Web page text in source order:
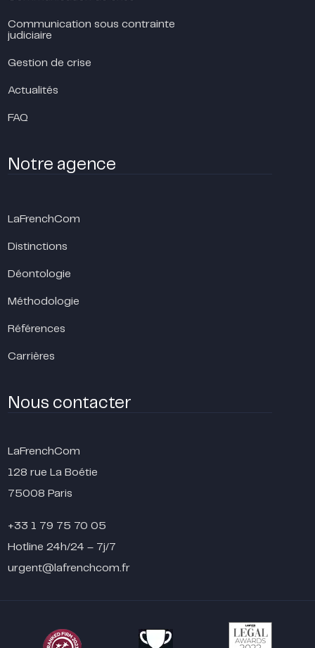
Communication sous contrainte
judiciaire
Gestion de crise
Actualités
FAQ
Notre agence
LaFrenchCom
Distinctions
Déontologie
Méthodologie
Références
Carrières
Nous contacter
LaFrenchCom
128 rue La Boétie
75008 Paris
+33 1 79 75 70 05
Hotline 24h/24 – 7j/7
urgent@lafrenchcom.fr